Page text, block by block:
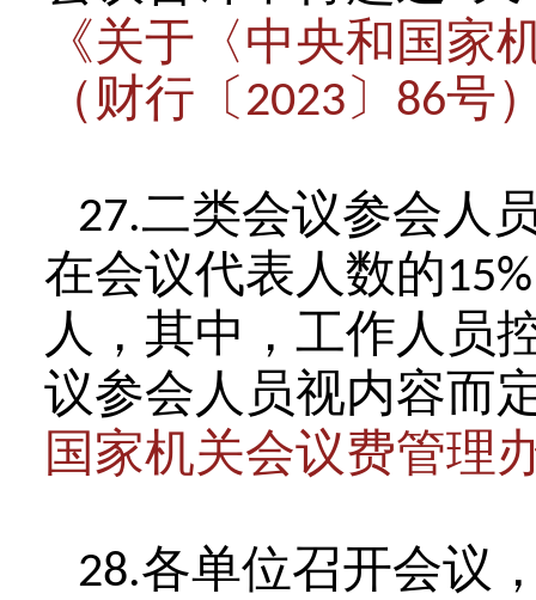
《关于〈中央和国家
（财行〔 2023 〕 86号
27.二类会议参会人
在会议代表人数的15%
人，其中，工作人员
议参会人员视内容而
国家机关会议费管理
28.各单位召开会议